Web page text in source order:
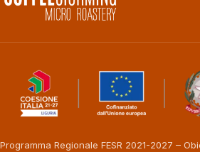
Programma Regionale FESR 2021-2027 –